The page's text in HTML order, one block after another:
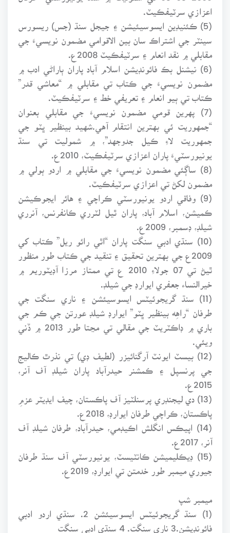
اعزازي سرٽيفڪيٽ.
(5) ڪئنيڊين ايسوسيئيشن ۽ جيجل سنڌ (جس) ريسورس
سينٽر جي اشتراڪ سان بين الاقوامي مضمون نويسيءَ جي
مقابلي ۾ نقد انعام ۽ سرٽيفڪيٽ 2008ع.
(6) نيشنل بڪ فائونڊيشن اسلام آباد پاران ٻاراڻي ادب ۾
مضمون نويسيءَ جي ڪتاب تي مقابلي ۾ “معاشي قدر”
ڪتاب تي ٻيو انعام ۽ تعريفي خط ۽ سرٽيفڪيٽ.
(7) پهرين قومي مضمون نويسيءَ جي مقابلي بعنوان
“جمهوريت ئي بهترين انتقام آهي.شهيد بينظير ڀٽو جي
جمهوريت لاءِ ڪيل جدوجهد”، ۾ شموليت تي سنڌ
يونيورسٽيءَ پاران اعزازي سرٽيفڪيٽ، 2010ع.
(8) ساڳئي مضمون نويسيءَ جي مقابلي ۾ اردو ٻولي ۾
مضمون لکڻ تي اعزازي سرٽيفڪيٽ.
(9) وفاقي اردو يونيورسٽي ڪراچي ۽ هائر ايجوڪيشن
ڪميشن، اسلام آباد، پاران ٿيل لٽرري ڪانفرنس، آنرري
شيلڊ، ڊسمبر، 2009ع.
(10) سنڌي ادبي سنگت پاران “اٿي رائو ريل” ڪتاب کي
2009ع جي بهترين تحقيق ۽ تنقيد جي ڪتاب طور منظور
ٿيڻ تي 07 جولاءِ 2010 ع تي ممتاز مرزا آڊيٽوريم ۾
خيرالنساء جعفري ايوارڊ جي شيلڊ.
(11) سنڌ گريجوئيٽس ايسوسيئشن ۽ ناري سنگت جي
طرفان “راهِه بينظير ڀٽو” ايوارڊ شيلڊ عورتن جي ڪم جي
باري ۾ ڊاڪٽريٽ جي مقالي تي مڃتا طور 2013 ۾ ڏني
(12) بيسٽ ايونٽ آرگنائيزر (لطيف ڊي) تي نذرٿ ڪاليج
جي پرنسپل ۽ ڪمشنر حيدرآباد پاران شيلڊ آف آنر،
2015ع.
(13) دي ليجنڊري پرسنلٽيز آف پاڪستان، چيف ايڊيٽر عزمِ
پاڪستان، ڪراچي طرفان ايوارڊ، 2018ع.
(14) اپيڪس انگلش اڪيڊمي، حيدرآباد، طرفان شيلڊ آف
آنر، 2017ع.
(15) ڊيڪليميشن ڪانٽيسٽ، يونيورسٽي آف سنڌ طرفان
جيوري ميمبر طور خدمتن تي ايوارڊ، 2019ع.
(1) سنڌ گريجوئيٽس ايسوسيئشن 2. سنڌي اردو ادبي
فائونڊيشن.3 ناري سنگت. 4 سنڌي ادبي سنگت